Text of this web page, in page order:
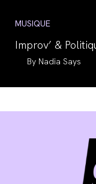
Post
MUSIQUE
Improv’ &
Auteur/autrice
la
Nadia Says